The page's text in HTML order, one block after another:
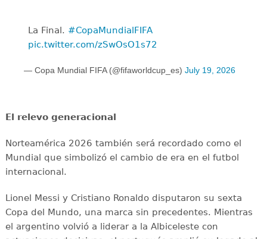
La Final. ️ #CopaMundialFIFA
pic.twitter.com/zSwOsO1s72
— Copa Mundial FIFA (@fifaworldcup_es) July 19, 2026
El relevo generacional
Norteamérica 2026 también será recordado como el
Mundial que simbolizó el cambio de era en el futbol
internacional.
Lionel Messi y Cristiano Ronaldo disputaron su sexta
Copa del Mundo, una marca sin precedentes. Mientras
el argentino volvió a liderar a la Albiceleste con